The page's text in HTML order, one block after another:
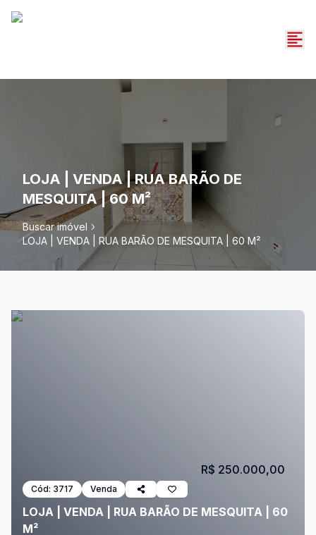
LOJA | VENDA | RUA BARÃO DE
MESQUITA | 60 M²
Buscar imóvel
LOJA | VENDA | RUA BARÃO DE MESQUITA | 60 M²
Cód: 3717 Venda
LOJA | VENDA | RUA BARÃO DE MESQUITA | 60
M²
R$ 250.000,00